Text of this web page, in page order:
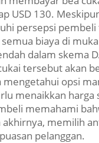
USD 130.
persepsi
biaya di
dalam skema
tersebut akan
opsi
menaikkan
memahami
memilih
pelanggan.